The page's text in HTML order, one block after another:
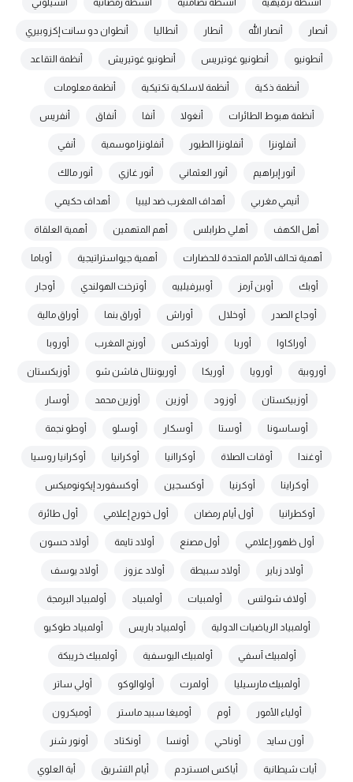
أنشطة ترفيهية أنشطة تضامنية أنشطة رمضانية أنشيلوتي
أنصار أنصار الله أنطار أنطاليا أنطوان دو سانت إكزوبيري
أنطونيو أنطونيو غوتيريس أنطونيو غوتيريش أنظمة التقاعد
أنظمة ذكية أنظمة لاسلكية تكتيكية أنظمة معلومات
أنظمة هبوط الطائرات أنغولا أنفا أنفاق أنفريس
أنفلونزا أنفلونزا الطيور أنفلونزا موسمية أنفي
أنور إبراهيم أنور العثماني أنور غازي أنور مالك
أنيمي مغربي أهداف المغرب ضد ليبيا أهداف حكيمي
أهل الكهف أهلي طرابلس أهم المتهمين أهمية العلقاة
أهمية تحالف الأمم المتحدة للحضارات أهمية جيواستراتيجية أوباما
أوبك أوبن آرمز أوبيرفيلييه أوترخت الهولندي أوجار
أوجاع الصدر أوخلال أوراش أوراق بنما أوراق مالية
أوراكاوا أوربا أورثدكس أورنج المغرب أوروبا
أوروبية أورويا أوريكا أوريونتال فاشن شو أوزبكستان
أوزبيكستان أوزود أوزين أوزين محمد أوسار
أوساسونا أوستا أوسكار أوسلو أوطو نجمة
أوغندا أوقات الصلاة أوكراانيا أوكرانيا أوكرانيا روسيا
أوكراينا أوكرنيا أوكسجين أوكسفورد إيكونوميكس
أوكطرانيا أول أيام رمضان أول خورج إعلامي أول طائرة
أول ظهور إعلامي أول مصنع أولاد تايمة أولاد حسون
أولاد زباير أولاد سبيطة أولاد عزوز أولاد يوسف
أولاف شولتس أولمبيات أولمبياد أولمبياد البرمجة
أولمبياد الرياضيات الدولية أولمبياد باريس أولمبياد طوكيو
أولمبيك آسفي أولمبيك اليوسفية أولمبيك خريبكة
أولمبيك مارسيليا أولمرت أولوالوكو أولي ساتر
أولياء الأمور أوم أوميغا سبيد ماستر أوميكرون
أون سايد أوناحي أونسا أونكتاد أونور شنر
أيات شيطانية أياكس امستردم أيام التشريق أية العلوي